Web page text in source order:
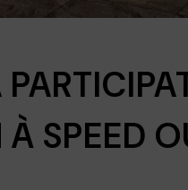
SPEED